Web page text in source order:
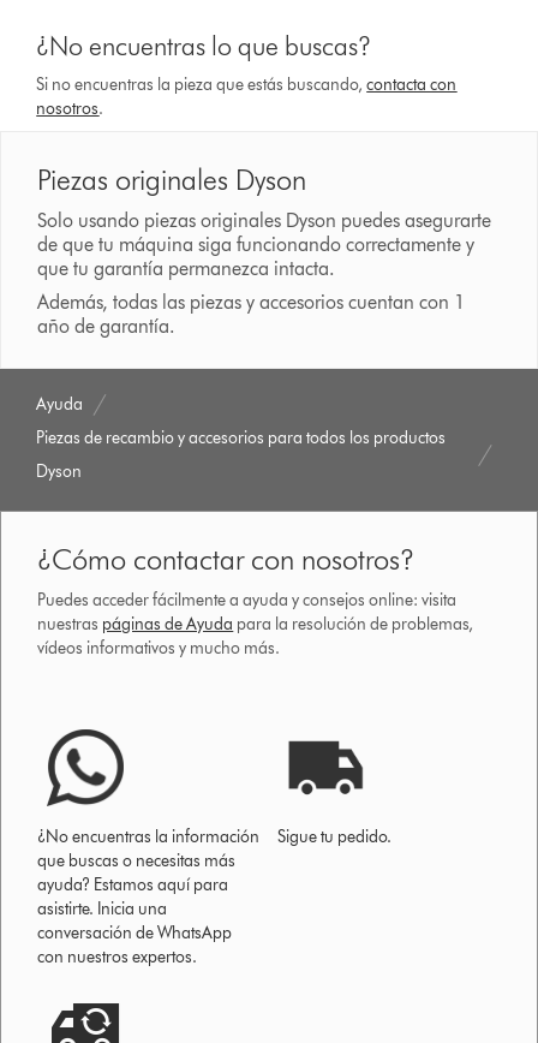
¿No encuentras lo que buscas?
Si no encuentras la pieza que estás buscando,contacta con
nosotros.
Piezas originales Dyson
Solo usando piezas originales Dyson puedes asegurarte
de que tu máquina siga funcionando correctamente y
que tu garantía permanezca intacta.
Además, todas las piezas y accesorios cuentan con 1
año de garantía.
Ayuda
Piezas de recambio y accesorios para todos los productos
Dyson
¿Cómo contactar con nosotros?
Puedes acceder fácilmente a ayuda y consejos online: visita
nuestras páginas de Ayuda para la resolución de problemas,
vídeos informativos y mucho más.
¿No encuentras la información
que buscas o necesitas más
ayuda? Estamos aquí para
asistirte. Inicia una
conversación de WhatsApp
con nuestros expertos.
Sigue tu pedido.